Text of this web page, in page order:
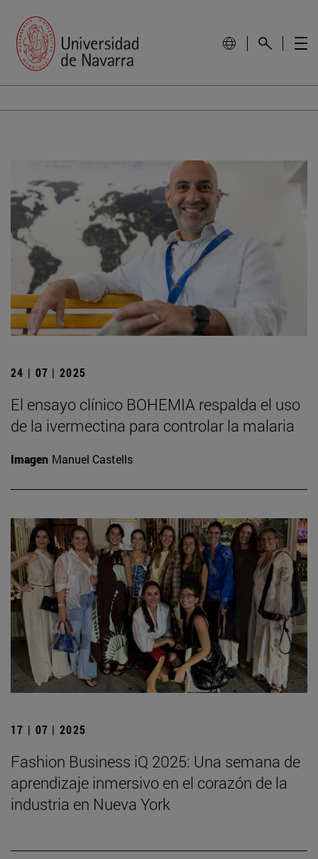
24 | 07 | 2025
El ensayo clínico BOHEMIA respalda el uso
de la ivermectina para controlar la malaria
Imagen Manuel Castells
17 | 07 | 2025
Fashion Business iQ 2025: Una semana de
aprendizaje inmersivo en el corazón de la
industria en Nueva York